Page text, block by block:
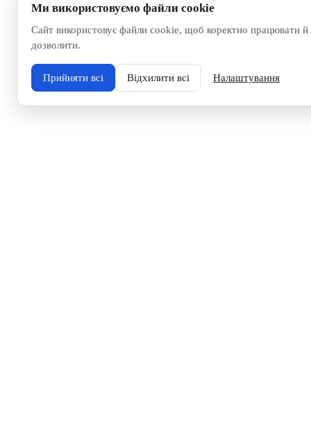
Ми використовуємо файли cookie
Сайт використовує файли cookie, щоб коректно працювати
дозволити.
Прийняти всі Відхилити всі Налаштування